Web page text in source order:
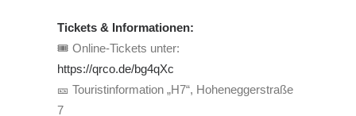
Tickets & Informationen:
🎟️ Online-Tickets unter:
https://qrco.de/bg4qXc
🎫 Touristinformation „H7“, Hoheneggerstraße
7